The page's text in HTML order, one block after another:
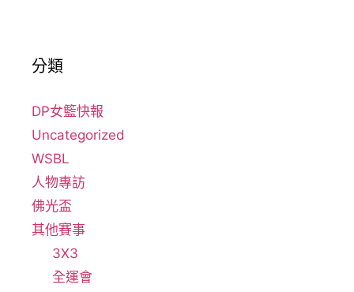
分類
DP女籃快報
Uncategorized
WSBL
人物專訪
佛光盃
其他賽事
3X3
全運會